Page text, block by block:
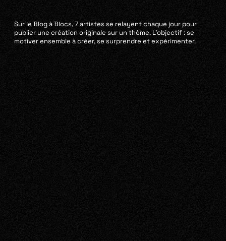
Sur le Blog à Blocs, 7 artistes se relayent chaque jour pour
publier une création originale sur un thème. L’objectif : se
motiver ensemble à créer, se surprendre et expérimenter.